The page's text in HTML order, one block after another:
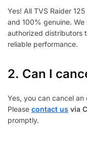
Yes! All TVS Raider
and 100% genuine.
authorized distributors
reliable performance.
2. Can I
Yes, you can cancel
Please contact us via
promptly.